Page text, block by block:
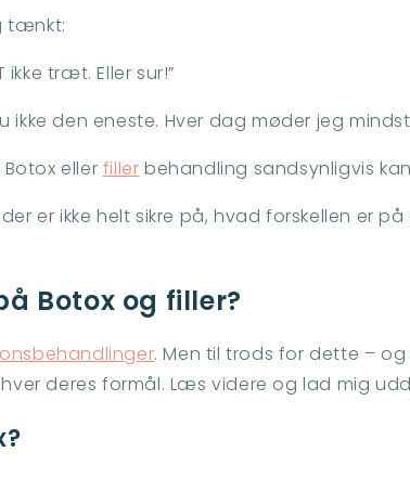
tænkt:
ikke træt. Eller sur!”
ikke den eneste. Hver dag møder jeg
eller filler behandling sandsynligvis
er ikke helt sikre på, hvad forskellen er
Botox og filler?
. Men til trods for dette –
deres formål. Læs videre og lad mig